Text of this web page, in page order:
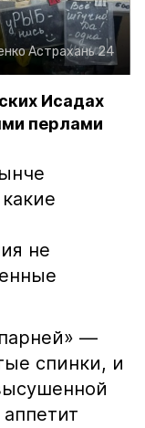
Астрахань 24
Исадах
перлами
какие
не
—
спинки, и